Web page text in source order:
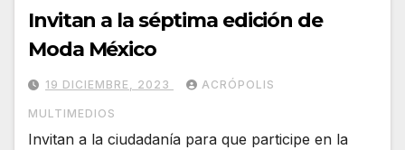
Invitan a la séptima edición de
Moda México
19 DICIEMBRE, 2023 ACRÓPOLIS
MULTIMEDIOS
Invitan a la ciudadanía para que participe en la